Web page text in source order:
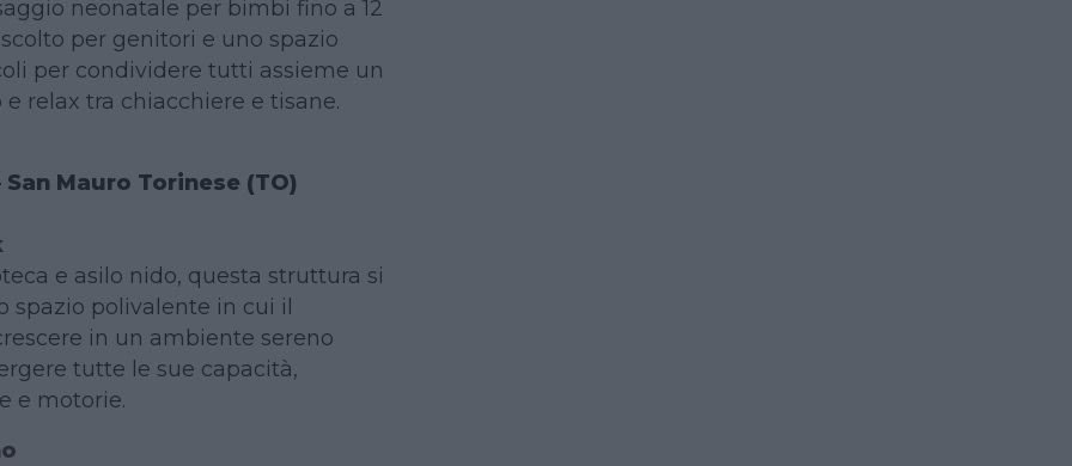
neonatale per bimbi fino a 12
per genitori e uno spazio
per condividere tutti assieme un
relax tra chiacchiere e tisane.
San Mauro Torinese (TO)
e asilo nido, questa struttura si
spazio polivalente in cui il
in un ambiente sereno
tutte le sue capacità,
e motorie.